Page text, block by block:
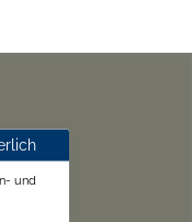
und